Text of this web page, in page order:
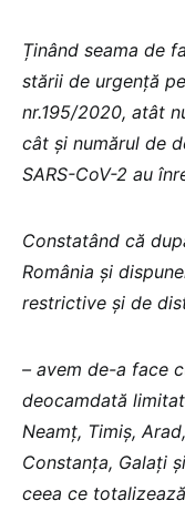
Ținând seama de
stării de urgență
nr.195/2020, atât
cât și numărul de
SARS-CoV-2 au
Constatând că
România și
restrictive și de
– avem de-a face
deocamdată
Neamț, Timiș,
Constanța, Galați
ceea ce